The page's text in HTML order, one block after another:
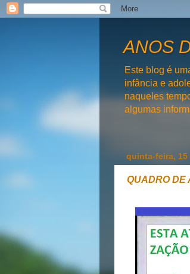
ANOS
Este blog é
infância e
naqueles
algumas
quinta-feira, 15
QUADRO DE